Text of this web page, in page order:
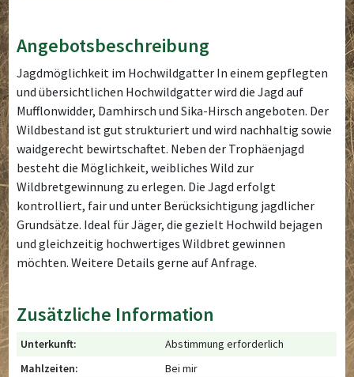
Angebotsbeschreibung
Jagdmöglichkeit im Hochwildgatter In einem gepflegten
und übersichtlichen Hochwildgatter wird die Jagd auf
Mufflonwidder, Damhirsch und Sika-Hirsch angeboten. Der
Wildbestand ist gut strukturiert und wird nachhaltig sowie
waidgerecht bewirtschaftet. Neben der Trophäenjagd
besteht die Möglichkeit, weibliches Wild zur
Wildbretgewinnung zu erlegen. Die Jagd erfolgt
kontrolliert, fair und unter Berücksichtigung jagdlicher
Grundsätze. Ideal für Jäger, die gezielt Hochwild bejagen
und gleichzeitig hochwertiges Wildbret gewinnen
möchten. Weitere Details gerne auf Anfrage.
Zusätzliche Information
Unterkunft:
Abstimmung erforderlich
Mahlzeiten:
Bei mir